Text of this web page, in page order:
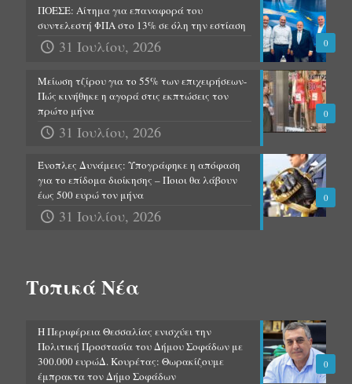
0
ΠΟΕΣΕ: Αίτημα για επαναφορά του
συντελεστή ΦΠΑ στο 13% σε όλη την εστίαση
31 Ιουλίου, 2026
0
Μείωση τζίρου για το 55% των επιχειρήσεων-
Πώς κινήθηκε η αγορά στις εκπτώσεις τον
πρώτο μήνα
31 Ιουλίου, 2026
0
Ένοπλες Δυνάμεις: Υπογράφηκε η απόφαση
για το επίδομα διοίκησης – Ποιοι θα λάβουν
έως 500 ευρώ τον μήνα
31 Ιουλίου, 2026
Τοπικά Νέα
0
Η Περιφέρεια Θεσσαλίας ενισχύει την
Πολιτική Προστασία του Δήμου Σοφάδων με
300.000 ευρώΔ. Κουρέτας: Θωρακίζουμε
έμπρακτα τον Δήμο Σοφάδων